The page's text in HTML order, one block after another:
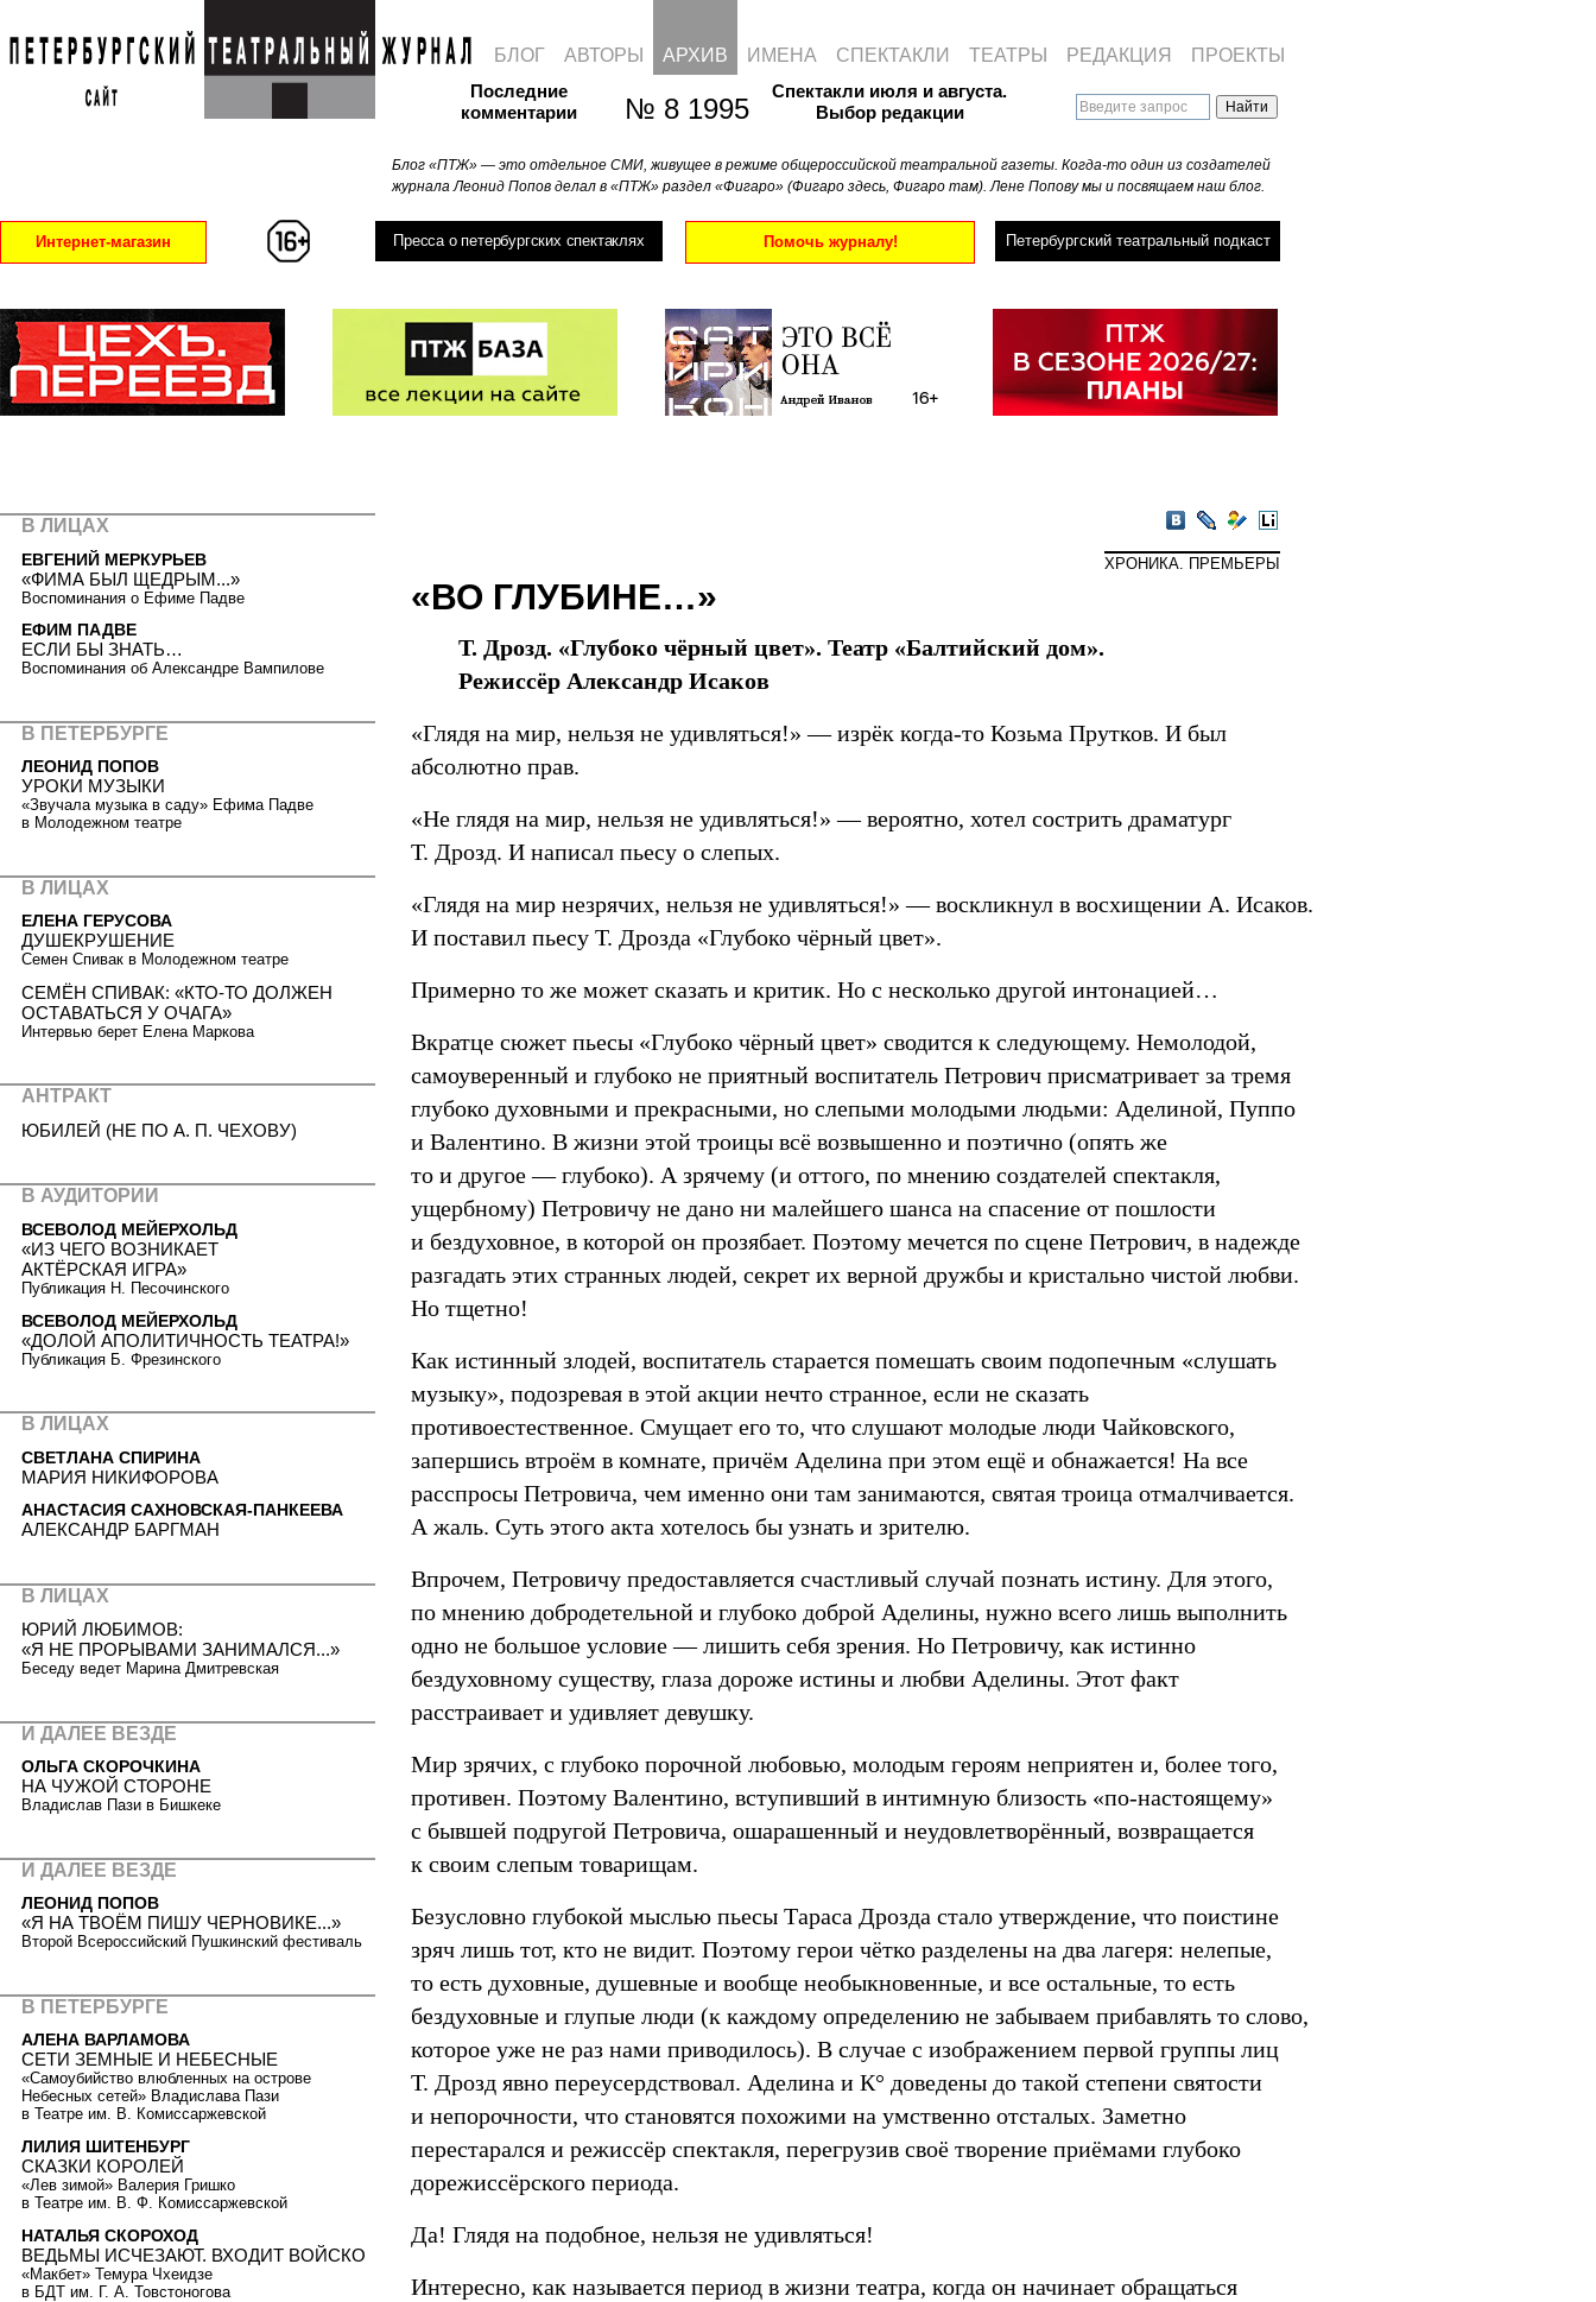
№ 8 1995
Последние
комментарии
Блог «ПТЖ» — это отдельное СМИ, живущее в режиме общероссийской театральной газеты. Когда-то один из создателей
журнала Леонид Попов делал в «ПТЖ» раздел «Фигаро» (Фигаро здесь, Фигаро там). Лене Попову мы и посвящаем наш блог.
Спектакли июля и августа.
Выбор редакции
Интернет-магазин Пресса о петербургских спектаклях Помочь журналу! Петербургский театральный подкаст
БЛОГ АВТОРЫ АРХИВ ИМЕНА СПЕКТАКЛИ ТЕАТРЫ РЕДАКЦИЯ ПРОЕКТЫ
VKontakte
LiveJournal
Мой
LiveInternet
ХРОНИКА. ПРЕМЬЕРЫ
«ВО ГЛУБИНЕ…»
Т. Дрозд. «Глубоко чёрный цвет». Театр «Балтийский дом».
Режиссёр Александр Исаков
«Глядя на мир, нельзя не удивляться!» — изрёк когда-то Козьма Прутков. И был
абсолютно прав.
«Не глядя на мир, нельзя не удивляться!» — вероятно, хотел сострить драматург
Т. Дрозд. И написал пьесу о слепых.
«Глядя на мир незрячих, нельзя не удивляться!» — воскликнул в восхищении А. Исаков.
И поставил пьесу Т. Дрозда «Глубоко чёрный цвет».
Примерно то же может сказать и критик. Но с несколько другой интонацией…
Вкратце сюжет пьесы «Глубоко чёрный цвет» сводится к следующему. Немолодой,
самоуверенный и глубоко не приятный воспитатель Петрович присматривает за тремя
глубоко духовными и прекрасными, но слепыми молодыми людьми: Аделиной, Пуппо
и Валентино. В жизни этой троицы всё возвышенно и поэтично (опять же
то и другое — глубоко). А зрячему (и оттого, по мнению создателей спектакля,
ущербному) Петровичу не дано ни малейшего шанса на спасение от пошлости
и бездуховное, в которой он прозябает. Поэтому мечется по сцене Петрович, в надежде
разгадать этих странных людей, секрет их верной дружбы и кристально чистой любви.
Но тщетно!
Как истинный злодей, воспитатель старается помешать своим подопечным «слушать
музыку», подозревая в этой акции нечто странное, если не сказать
противоестественное. Смущает его то, что слушают молодые люди Чайковского,
запершись втроём в комнате, причём Аделина при этом ещё и обнажается! На все
расспросы Петровича, чем именно они там занимаются, святая троица отмалчивается.
А жаль. Суть этого акта хотелось бы узнать и зрителю.
Впрочем, Петровичу предоставляется счастливый случай познать истину. Для этого,
по мнению добродетельной и глубоко доброй Аделины, нужно всего лишь выполнить
одно не большое условие — лишить себя зрения. Но Петровичу, как истинно
бездуховному существу, глаза дороже истины и любви Аделины. Этот факт
расстраивает и удивляет девушку.
Мир зрячих, с глубоко порочной любовью, молодым героям неприятен и, более того,
противен. Поэтому Валентино, вступивший в интимную близость «по-настоящему»
с бывшей подругой Петровича, ошарашенный и неудовлетворённый, возвращается
к своим слепым товарищам.
Безусловно глубокой мыслью пьесы Тараса Дрозда стало утверждение, что поистине
зряч лишь тот, кто не видит. Поэтому герои чётко разделены на два лагеря: нелепые,
то есть духовные, душевные и вообще необыкновенные, и все остальные, то есть
бездуховные и глупые люди (к каждому определению не забываем прибавлять то слово,
которое уже не раз нами приводилось). В случае с изображением первой группы лиц
Т. Дрозд явно переусердствовал. Аделина и К° доведены до такой степени святости
и непорочности, что становятся похожими на умственно отсталых. Заметно
перестарался и режиссёр спектакля, перегрузив своё творение приёмами глубоко
дорежиссёрского периода.
Да! Глядя на подобное, нельзя не удивляться!
Интересно, как называется период в жизни театра, когда он начинает обращаться
В ЛИЦАХ
ЕВГЕНИЙ МЕРКУРЬЕВ
«ФИМА БЫЛ ЩЕДРЫМ...»
Воспоминания о Ефиме Падве
ЕФИМ ПАДВЕ
ЕСЛИ БЫ ЗНАТЬ…
Воспоминания об Александре Вампилове
В ПЕТЕРБУРГЕ
ЛЕОНИД ПОПОВ
УРОКИ МУЗЫКИ
«Звучала музыка в саду» Ефима Падве
в Молодежном театре
В ЛИЦАХ
ЕЛЕНА ГЕРУСОВА
ДУШЕКРУШЕНИЕ
Семен Спивак в Молодежном театре
СЕМЁН СПИВАК: «КТО-ТО ДОЛЖЕН
ОСТАВАТЬСЯ У ОЧАГА»
Интервью берет Елена Маркова
АНТРАКТ
ЮБИЛЕЙ (НЕ ПО А. П. ЧЕХОВУ)
В АУДИТОРИИ
ВСЕВОЛОД МЕЙЕРХОЛЬД
«ИЗ ЧЕГО ВОЗНИКАЕТ
АКТЁРСКАЯ ИГРА»
Публикация Н. Песочинского
ВСЕВОЛОД МЕЙЕРХОЛЬД
«ДОЛОЙ АПОЛИТИЧНОСТЬ ТЕАТРА!»
Публикация Б. Фрезинского
В ЛИЦАХ
СВЕТЛАНА СПИРИНА
МАРИЯ НИКИФОРОВА
АНАСТАСИЯ САХНОВСКАЯ-ПАНКЕЕВА
АЛЕКСАНДР БАРГМАН
В ЛИЦАХ
ЮРИЙ ЛЮБИМОВ:
«Я НЕ ПРОРЫВАМИ ЗАНИМАЛСЯ...»
Беседу ведет Марина Дмитревская
И ДАЛЕЕ ВЕЗДЕ
ОЛЬГА СКОРОЧКИНА
НА ЧУЖОЙ СТОРОНЕ
Владислав Пази в Бишкеке
И ДАЛЕЕ ВЕЗДЕ
ЛЕОНИД ПОПОВ
«Я НА ТВОЁМ ПИШУ ЧЕРНОВИКЕ...»
Второй Всероссийский Пушкинский фестиваль
В ПЕТЕРБУРГЕ
АЛЕНА ВАРЛАМОВА
СЕТИ ЗЕМНЫЕ И НЕБЕСНЫЕ
«Самоубийство влюбленных на острове
Небесных сетей» Владислава Пази
в Театре им. В. Комиссаржевской
ЛИЛИЯ ШИТЕНБУРГ
СКАЗКИ КОРОЛЕЙ
«Лев зимой» Валерия Гришко
в Театре им. В. Ф. Комиссаржевской
НАТАЛЬЯ СКОРОХОД
ВЕДЬМЫ ИСЧЕЗАЮТ. ВХОДИТ ВОЙСКО
«Макбет» Темура Чхеидзе
в БДТ им. Г. А. Товстоногова